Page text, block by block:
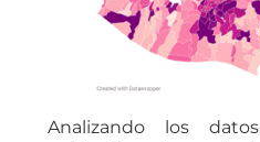
Analizando los